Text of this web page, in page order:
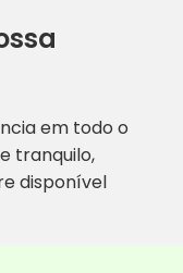
em todo o
tranquilo,
disponível